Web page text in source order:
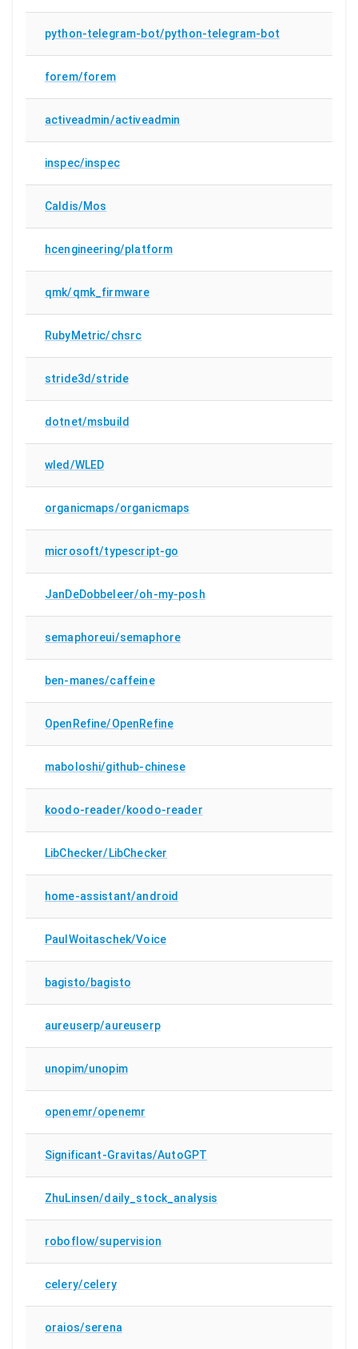
python-telegram-bot/python-telegram-bot
forem/forem
activeadmin/activeadmin
inspec/inspec
Caldis/Mos
hcengineering/platform
qmk/qmk_firmware
RubyMetric/chsrc
stride3d/stride
dotnet/msbuild
wled/WLED
organicmaps/organicmaps
microsoft/typescript-go
JanDeDobbeleer/oh-my-posh
semaphoreui/semaphore
ben-manes/caffeine
OpenRefine/OpenRefine
maboloshi/github-chinese
koodo-reader/koodo-reader
LibChecker/LibChecker
home-assistant/android
PaulWoitaschek/Voice
bagisto/bagisto
aureuserp/aureuserp
unopim/unopim
openemr/openemr
Significant-Gravitas/AutoGPT
ZhuLinsen/daily_stock_analysis
roboflow/supervision
celery/celery
oraios/serena